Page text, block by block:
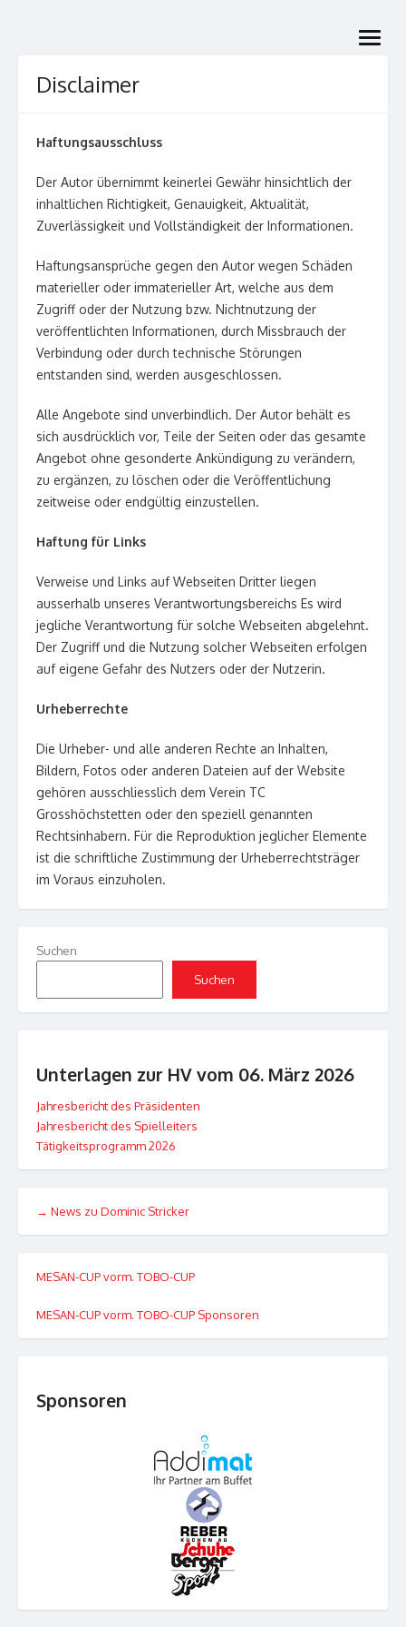
open
Disclaimer
Haftungsausschluss
Der Autor übernimmt keinerlei Gewähr hinsichtlich der
inhaltlichen Richtigkeit, Genauigkeit, Aktualität,
Zuverlässigkeit und Vollständigkeit der Informationen.
Haftungsansprüche gegen den Autor wegen Schäden
materieller oder immaterieller Art, welche aus dem
Zugriff oder der Nutzung bzw. Nichtnutzung der
veröffentlichten Informationen, durch Missbrauch der
Verbindung oder durch technische Störungen
entstanden sind, werden ausgeschlossen.
Alle Angebote sind unverbindlich. Der Autor behält es
sich ausdrücklich vor, Teile der Seiten oder das gesamte
Angebot ohne gesonderte Ankündigung zu verändern,
zu ergänzen, zu löschen oder die Veröffentlichung
zeitweise oder endgültig einzustellen.
Haftung für Links
Verweise und Links auf Webseiten Dritter liegen
ausserhalb unseres Verantwortungsbereichs Es wird
jegliche Verantwortung für solche Webseiten abgelehnt.
Der Zugriff und die Nutzung solcher Webseiten erfolgen
auf eigene Gefahr des Nutzers oder der Nutzerin.
Urheberrechte
Die Urheber- und alle anderen Rechte an Inhalten,
Bildern, Fotos oder anderen Dateien auf der Website
gehören ausschliesslich dem Verein TC
Grosshöchstetten oder den speziell genannten
Rechtsinhabern. Für die Reproduktion jeglicher Elemente
ist die schriftliche Zustimmung der Urheberrechtsträger
im Voraus einzuholen.
Suchen
Suchen
Unterlagen zur HV vom 06. März 2026
Jahresbericht des Präsidenten
Jahresbericht des Spielleiters
Tätigkeitsprogramm 2026
→ News zu Dominic Stricker
MESAN-CUP vorm. TOBO-CUP
MESAN-CUP vorm. TOBO-CUP Sponsoren
Sponsoren